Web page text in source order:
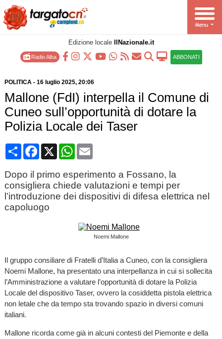
Edizione locale IlNazionale.it
Radio Alba ABBONATI
POLITICA- 16 luglio 2025, 20:06
Mallone (FdI) interpella il Comune di
Cuneo sull’opportunità di dotare la
Polizia Locale dei Taser
CondividiFacebook
X WhatsApp
Email
Dopo il primo esperimento a Fossano, la
consigliera chiede valutazioni e tempi per
l’introduzione dei dispositivi di difesa elettrica nel
capoluogo
Noemi Mallone
Il gruppo consiliare di Fratelli d’Italia a Cuneo, con la consigliera
Noemi Mallone, ha presentato una interpellanza in cui si sollecita
l’Amministrazione a valutare l’opportunità di dotare la Polizia
Locale del dispositivo Taser, ovvero la cosiddetta pistola elettrica
non letale che da tempo sta trovando spazio in diversi comuni
italiani.
Mallone ricorda come già in alcuni contesti del Piemonte e della